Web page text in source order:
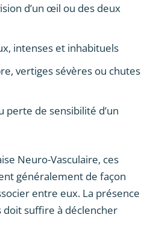
d’un œil ou des deux
intenses et inhabituels
vertiges sévères ou chutes
perte de sensibilité d’un
Neuro-Vasculaire, ces
généralement de façon
entre eux. La présence
doit suffire à déclencher